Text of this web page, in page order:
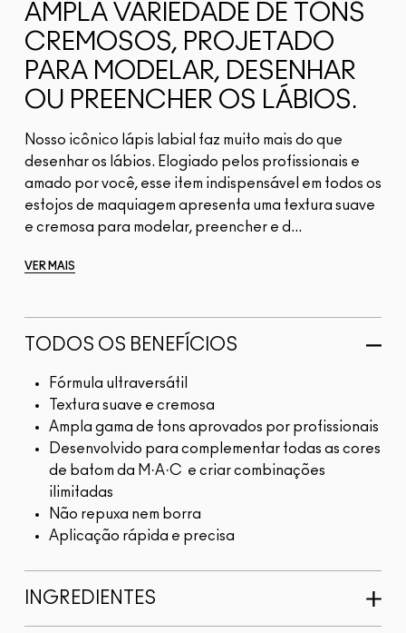
AMPLA VARIEDADE DE TONS
CREMOSOS, PROJETADO
PARA MODELAR, DESENHAR
OU PREENCHER OS LÁBIOS.
Nosso icônico lápis labial faz muito mais do que
desenhar os lábios. Elogiado pelos profissionais e
amado por você, esse item indispensável em todos os
estojos de maquiagem apresenta uma textura suave
e cremosa para modelar, preencher e d...
VER MAIS
TODOS OS BENEFÍCIOS
Fórmula ultraversátil
Textura suave e cremosa
Ampla gama de tons aprovados por profissionais
Desenvolvido para complementar todas as cores
de batom da M·A·C e criar combinações
ilimitadas
Não repuxa nem borra
Aplicação rápida e precisa
INGREDIENTES